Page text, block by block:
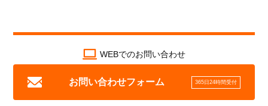
WEBでのお問い合わせ
お問い合わせフォーム 365日24時間受付